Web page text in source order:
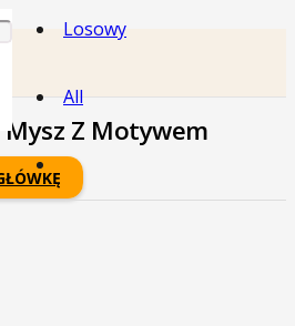
Losowy
All
Mysz Z Motywem